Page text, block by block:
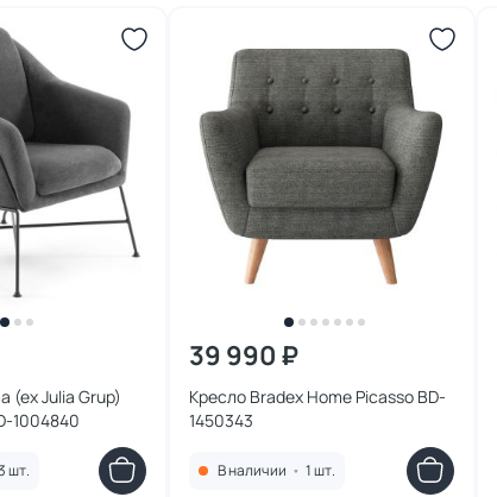
(ex Julia Grup)
1004840
шт.
39 990 ₽
Кресло Bradex Home Picasso BD-
1450343
В наличии • 1 шт.